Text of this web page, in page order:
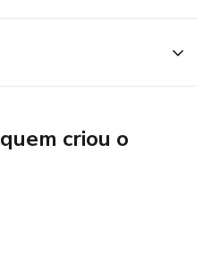
criou o